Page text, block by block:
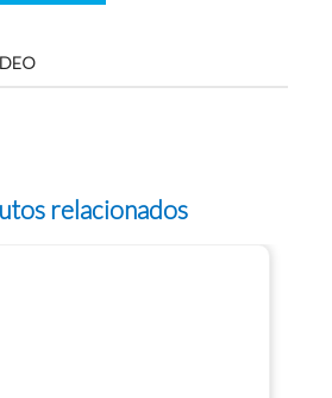
relacionados